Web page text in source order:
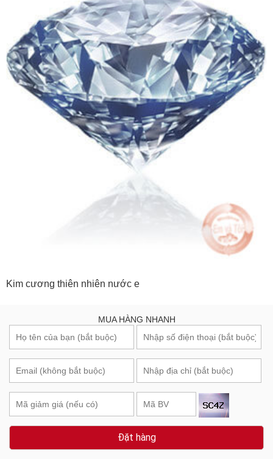
Kim cương thiên nhiên nước e
MUA HÀNG NHANH
Đặt hàng